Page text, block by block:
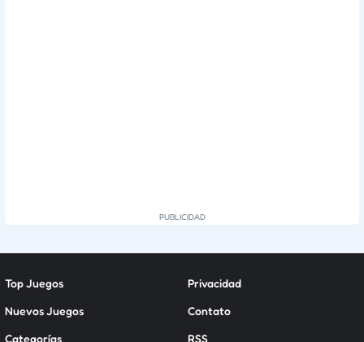
Top Juegos
Nuevos Juegos
Categorías
Privacidad
Contato
RSS